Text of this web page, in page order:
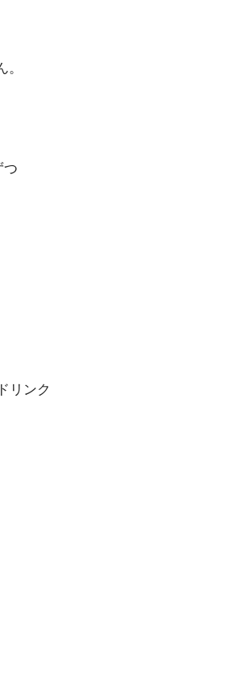
つ
リンク